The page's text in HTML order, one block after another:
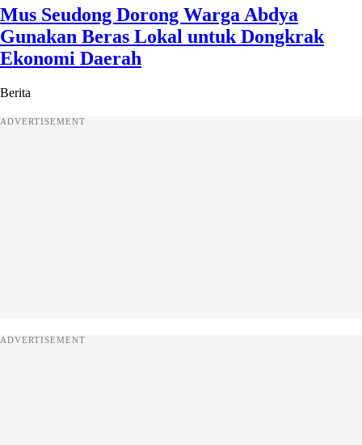
Mus Seudong Dorong Warga Abdya
Gunakan Beras Lokal untuk Dongkrak
Ekonomi Daerah
Berita
ADVERTISEMENT
ADVERTISEMENT